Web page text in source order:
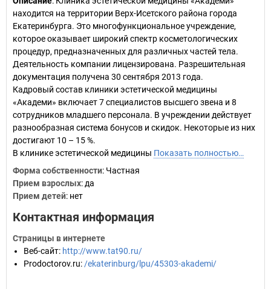
находится на территории Верх-Исетского района города
Екатеринбурга. Это многофункциональное учреждение,
которое оказывает широкий спектр косметологических
процедур, предназначенных для различных частей тела.
Деятельность компании лицензирована. Разрешительная
документация получена 30 сентября 2013 года.
Кадровый состав клиники эстетической медицины
«Академи» включает 7 специалистов высшего звена и 8
сотрудников младшего персонала. В учреждении действует
разнообразная система бонусов и скидок. Некоторые из них
достигают 10 – 15 %.
В клинике эстетической медицины Показать полностью…
Форма собственности: Частная
Прием взрослых: да
Прием детей: нет
Контактная информация
Страницы в интернете
Веб-сайт: http://www.tat90.ru/
Prodoctorov.ru: /ekaterinburg/lpu/45303-akademi/